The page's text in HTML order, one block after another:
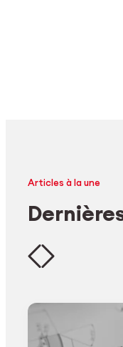
Articles à la une